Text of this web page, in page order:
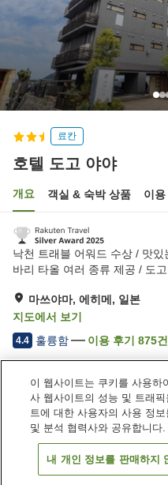
료칸
호텔 도고 야야
개요 객실 & 숙박 상품 이용
낙천 트래블 어워드 수상 / 맛
바리 타올 여러 종류 제공 / 도
마쓰야마, 에히메, 일본
지도에서 보기
4.4 훌륭함 이용 후기 875건
숙소 편의 시설/서비스
주차장
레스토랑
일본 에히메 마쓰야
객
이 웹사이트는 쿠키를 사용하
사 웹사이트의 성능 및 트래
트에 대한 사용자의 사용 정
및 분석 협력사와 공유합니다.
내 개인 정보를 판매하지